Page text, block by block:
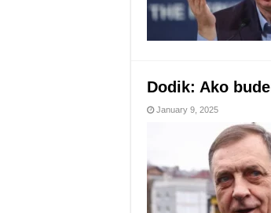
Dodik: Ako
January 9, 2025